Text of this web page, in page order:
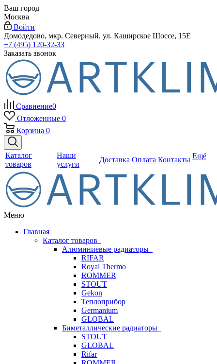
Ваш город
Москва
Войти
Домодедово, мкр. Северный, ул. Каширское Шоссе, 15Е
+7 (495) 120-32-33
Заказать звонок
Сравнение0
Отложенные 0
Корзина 0
Каталог
товаров
Наши
услуги
Доставка Оплата Контакты Ещё
Меню
Главная
Каталог товаров
Алюминиевые радиаторы
RIFAR
Royal Thermo
ROMMER
STOUT
Gekon
Теплоприбор
Germanium
GLOBAL
Биметаллические радиаторы
STOUT
GLOBAL
Rifar